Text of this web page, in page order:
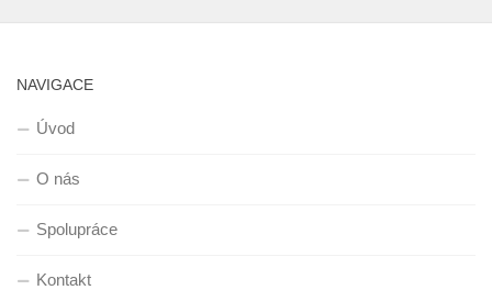
NAVIGACE
Úvod
O nás
Spolupráce
Kontakt